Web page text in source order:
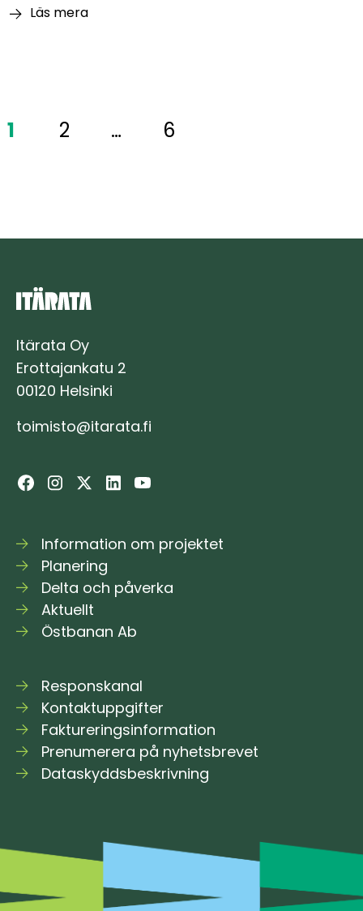
Läs mera
bansträckningen
1 2 … 6
Itärata Oy
Erottajankatu 2
00120 Helsinki
toimisto@itarata.fi
Information om projektet
Planering
Delta och påverka
Aktuellt
Östbanan Ab
Responskanal
Kontaktuppgifter
Faktureringsinformation
Prenumerera på nyhetsbrevet
Dataskyddsbeskrivning